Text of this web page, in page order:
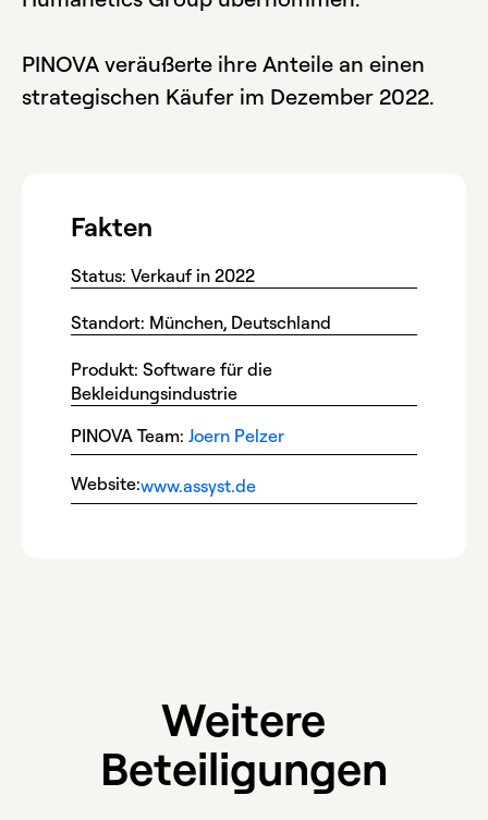
PINOVA veräußerte ihre Anteile an einen
strategischen Käufer im Dezember 2022.
Fakten
Status: Verkauf in 2022
Standort: München, Deutschland
Produkt: Software für die
Bekleidungsindustrie
PINOVA Team: Joern Pelzer
Website:www.assyst.de
Weitere
Beteiligungen